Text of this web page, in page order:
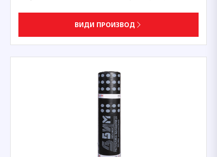
ВИДИ ПРОИЗВОД